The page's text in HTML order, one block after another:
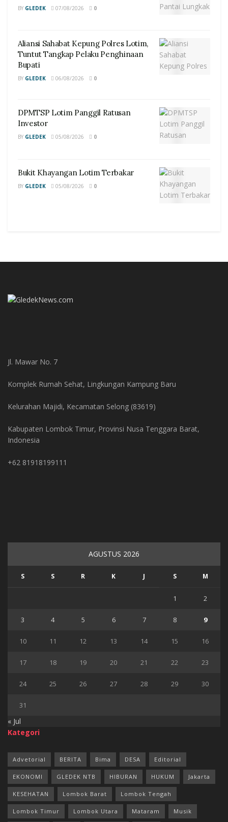
BY GLEDEK 07/08/2026 0
Aliansi Sahabat Kepung Polres Lotim,
Tuntut Tangkap Pelaku Penghinaan
Bupati
BY GLEDEK 06/08/2026 0
DPMTSP Lotim Panggil Ratusan
Investor
BY GLEDEK 05/08/2026 0
Bukit Khayangan Lotim Terbakar
BY GLEDEK 05/08/2026 0
Jl. Mawar No. 7
Komplek Rumah Sehat, Lingkungan Kampung Baru
Kelurahan Majidi, Kecamatan Selong (83619)
Kabupaten Lombok Timur, Provinsi Nusa Tenggara Barat,
Indonesia
+62 81918199111
AGUSTUS 2026
S S R K J S M
1 2
3 4 5 6 7 8 9
10 11 12 13 14 15 16
17 18 19 20 21 22 23
24 25 26 27 28 29 30
31
« Jul
Kategori
Advetorial BERITA Bima DESA Editorial
EKONOMI GLEDEK NTB HIBURAN HUKUM Jakarta
KESEHATAN Lombok Barat Lombok Tengah
Lombok Timur Lombok Utara Mataram Musik